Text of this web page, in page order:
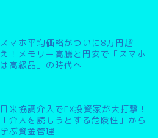
スマホ平均価格がついに8万円超
え！メモリー高騰と円安で「スマホ
は高級品」の時代へ
日米協調介入でFX投資家が大打撃！
「介入を読もうとする危険性」から
学ぶ資金管理